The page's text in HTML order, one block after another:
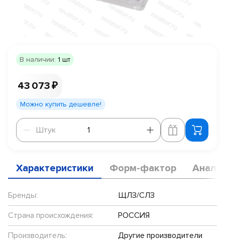
В наличии: 1 шт
43 073 ₽
Можно купить дешевле!
Штук
Штук
Характеристики Форм-фактор
Бренды:
ЩЛЗ/СЛЗ
Страна происхождения:
РОССИЯ
Производитель:
Другие производители